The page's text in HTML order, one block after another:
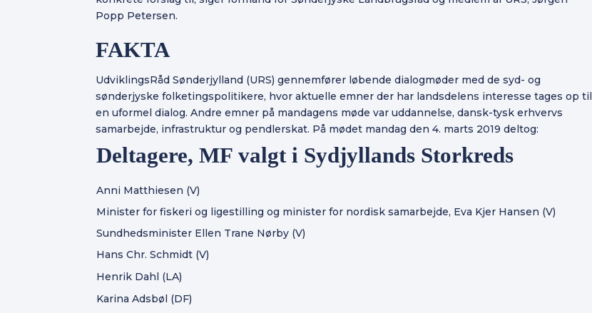
Popp Petersen.
FAKTA
UdviklingsRåd Sønderjylland (URS) gennemfører løbende dialogmøder med de syd- og
sønderjyske folketingspolitikere, hvor aktuelle emner der har landsdelens interesse tages op til
en uformel dialog. Andre emner på mandagens møde var uddannelse, dansk-tysk erhvervs
samarbejde, infrastruktur og pendlerskat. På mødet mandag den 4. marts 2019 deltog:
Deltagere, MF valgt i Sydjyllands Storkreds
Anni Matthiesen (V)
Minister for fiskeri og ligestilling og minister for nordisk samarbejde, Eva Kjer Hansen (V)
Sundhedsminister Ellen Trane Nørby (V)
Hans Chr. Schmidt (V)
Henrik Dahl (LA)
Karina Adsbøl (DF)